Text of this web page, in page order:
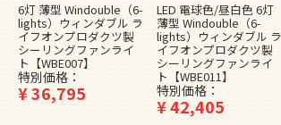
6灯 薄型 Windouble（6-
lights）ウィンダブル ラ
イフオンプロダクツ製
シーリングファンライ
ト【WBE007】
特別価格
¥36,795
LED 電球色/昼白色 6灯
薄型 Windouble（6-
lights）ウィンダブル ラ
イフオンプロダクツ製
シーリングファンライ
ト【WBE011】
特別価格
¥42,405